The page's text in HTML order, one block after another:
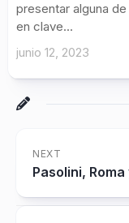
presentar alguna
en clave...
junio 12, 2023
NEXT
Pasolini,